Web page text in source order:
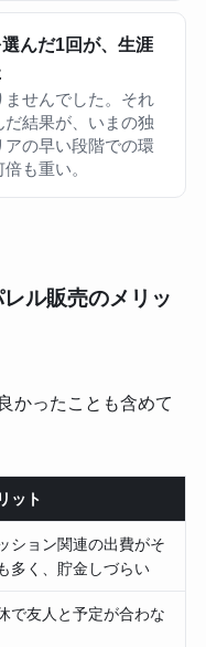
んだ1回が、生涯
せんでした。それ
結果が、いまの独
の早い段階での環
も重い。
ル販売のメリッ
かったことも含めて
ット
ション関連の出費がそ
多く、貯金しづらい
で友人と予定が合わな